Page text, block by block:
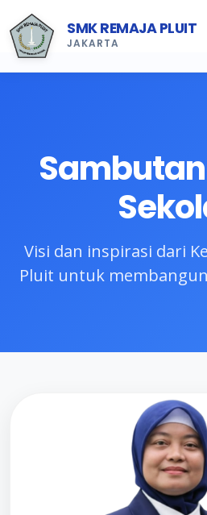
SMK REMAJA PLUIT
JAKARTA
Visi dan inspirasi dari
Pluit untuk